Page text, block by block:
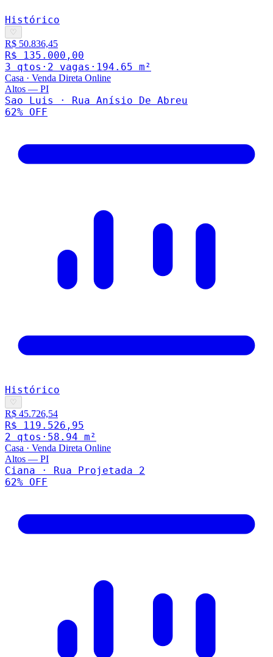
Histórico
♡
R$ 50.836,45
R$ 135.000,00
3 qtos · 2 vagas · 194.65 m²
Casa · Venda Direta Online
Altos — PI
Sao Luis · Rua Anísio De Abreu
62% OFF
Histórico
♡
R$ 45.726,54
R$ 119.526,95
2 qtos · 58.94 m²
Casa · Venda Direta Online
Altos — PI
Ciana · Rua Projetada 2
62% OFF